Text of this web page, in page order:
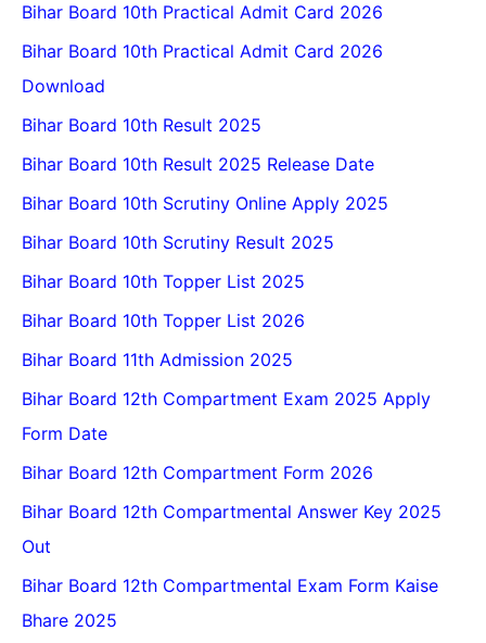
Bihar Board 10th Practical Admit Card 2026
Bihar Board 10th Practical Admit Card 2026
Download
Bihar Board 10th Result 2025
Bihar Board 10th Result 2025 Release Date
Bihar Board 10th Scrutiny Online Apply 2025
Bihar Board 10th Scrutiny Result 2025
Bihar Board 10th Topper List 2025
Bihar Board 10th Topper List 2026
Bihar Board 11th Admission 2025
Bihar Board 12th Compartment Exam 2025 Apply
Form Date
Bihar Board 12th Compartment Form 2026
Bihar Board 12th Compartmental Answer Key 2025
Out
Bihar Board 12th Compartmental Exam Form Kaise
Bhare 2025